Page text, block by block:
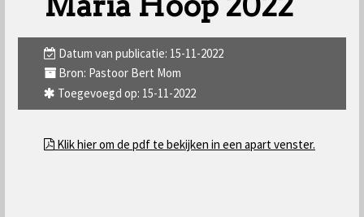
Datum van publicatie: 15-11-2022
Bron: Pastoor Bert Mom
Toegevoegd op: 15-11-2022
Klik hier om de pdf te bekijken in een apart venster.